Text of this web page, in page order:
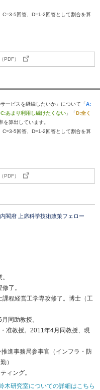
5回答、D=1-2回答として割合を算
PDF）
ービスを継続したいか」について「A:
C:あまり利用し続けたくない 」「D:全く
を算出しています。
5回答、D=1-2回答として割合を算
PDF）
閣府 上席科学技術政策フェロー
了。
程経営工学専攻修了。博士（工
同助教授。
准教授。2011年4月同教授、現
進事務局参事官（インフラ・防
）
ィング。
木研究室についての詳細はこちら